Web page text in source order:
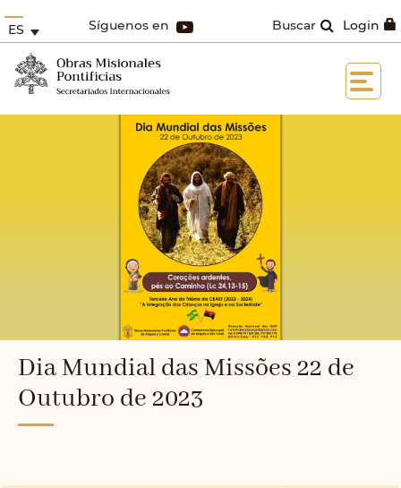
Login
Buscar
Síguenos en
ES
Dia Mundial das Missões 22 de
Outubro de 2023